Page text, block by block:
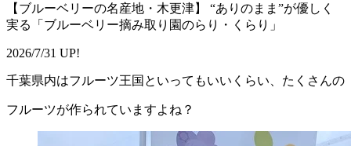
【ブルーベリーの名産地・木更津】 “ありのまま”が優しく
実る「ブルーベリー摘み取り園のらり・くらり」
2026/7/31 UP!
千葉県内はフルーツ王国といってもいいくらい、たくさんの
フルーツが作られていますよね？